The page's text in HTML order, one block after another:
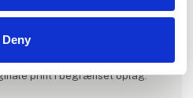
Deny
kunstnere
internationale kunstmesser,
af medier, herunder skulptur,
print i begrænset oplag.